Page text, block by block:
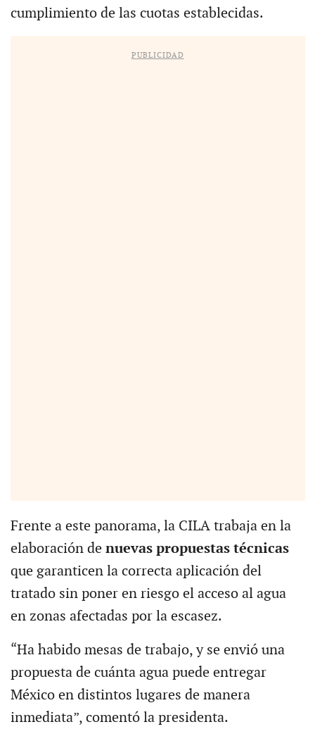
cumplimiento de las cuotas establecidas.
PUBLICIDAD
Frente a este panorama, la CILA trabaja en la
elaboración de nuevas propuestas técnicas
que garanticen la correcta aplicación del
tratado sin poner en riesgo el acceso al agua
en zonas afectadas por la escasez.
“Ha habido mesas de trabajo, y se envió una
propuesta de cuánta agua puede entregar
México en distintos lugares de manera
inmediata”, comentó la presidenta.